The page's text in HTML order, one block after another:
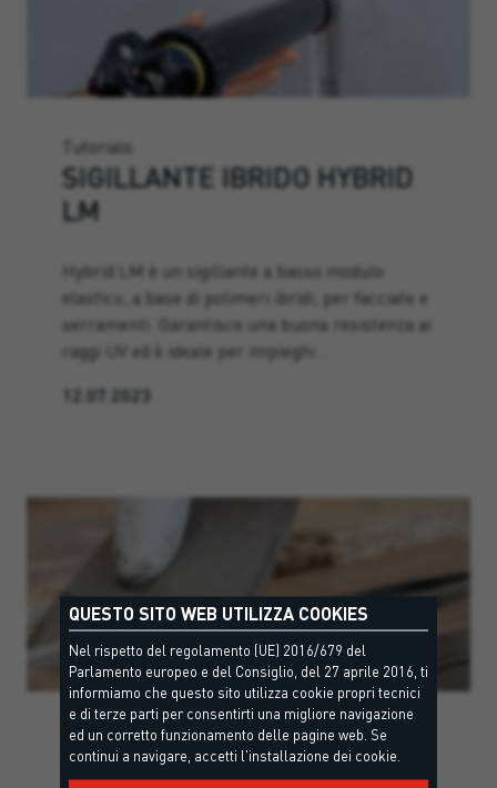
Tutorials
SIGILLANTE IBRIDO HYBRID
LM
Hybrid LM è un sigillante a basso modulo
elastico, a base di polimeri ibridi, per facciate e
serramenti. Garantisce una buona resistenza ai
raggi UV ed è ideale per impieghi…
12.07.2023
Extras
NOVITÀ SITOL
QUESTO SITO WEB UTILIZZA COOKIES
Nel rispetto del regolamento (UE) 2016/679 del
Parlamento europeo e del Consiglio, del 27 aprile 2016, ti
informiamo che questo sito utilizza cookie propri tecnici
e di terze parti per consentirti una migliore navigazione
ed un corretto funzionamento delle pagine web. Se
continui a navigare, accetti l'installazione dei cookie.